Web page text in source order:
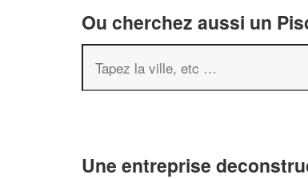
Ou cherchez aussi un
Une entreprise